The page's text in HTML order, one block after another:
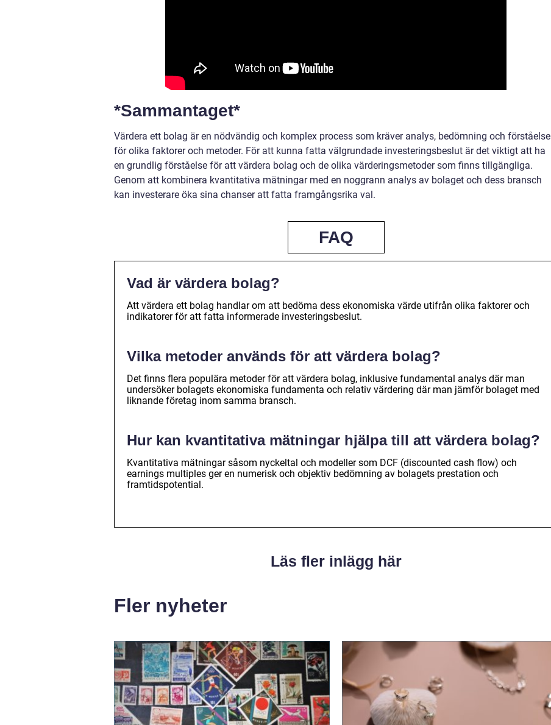
*Sammantaget*
Värdera ett bolag är en nödvändig och komplex process som kräver analys, bedömning och förståelse
för olika faktorer och metoder. För att kunna fatta välgrundade investeringsbeslut är det viktigt att ha
en grundlig förståelse för att värdera bolag och de olika värderingsmetoder som finns tillgängliga.
Genom att kombinera kvantitativa mätningar med en noggrann analys av bolaget och dess bransch
kan investerare öka sina chanser att fatta framgångsrika val.
FAQ
Vad är värdera bolag?
Att värdera ett bolag handlar om att bedöma dess ekonomiska värde utifrån olika faktorer och
indikatorer för att fatta informerade investeringsbeslut.
Vilka metoder används för att värdera bolag?
Det finns flera populära metoder för att värdera bolag, inklusive fundamental analys där man
undersöker bolagets ekonomiska fundamenta och relativ värdering där man jämför bolaget med
liknande företag inom samma bransch.
Hur kan kvantitativa mätningar hjälpa till att värdera bolag?
Kvantitativa mätningar såsom nyckeltal och modeller som DCF (discounted cash flow) och
earnings multiples ger en numerisk och objektiv bedömning av bolagets prestation och
framtidspotential.
Läs fler inlägg här
Fler nyheter